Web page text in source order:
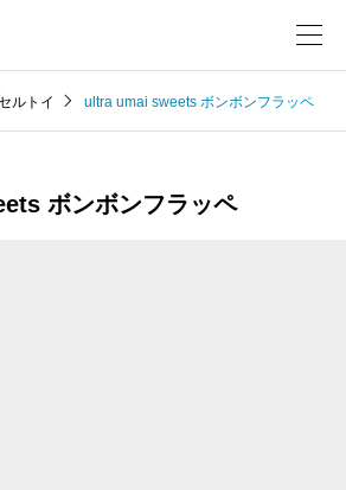
ルトイ ultra umai sweets ボンボンフラッペ
ボンボンフラッペ